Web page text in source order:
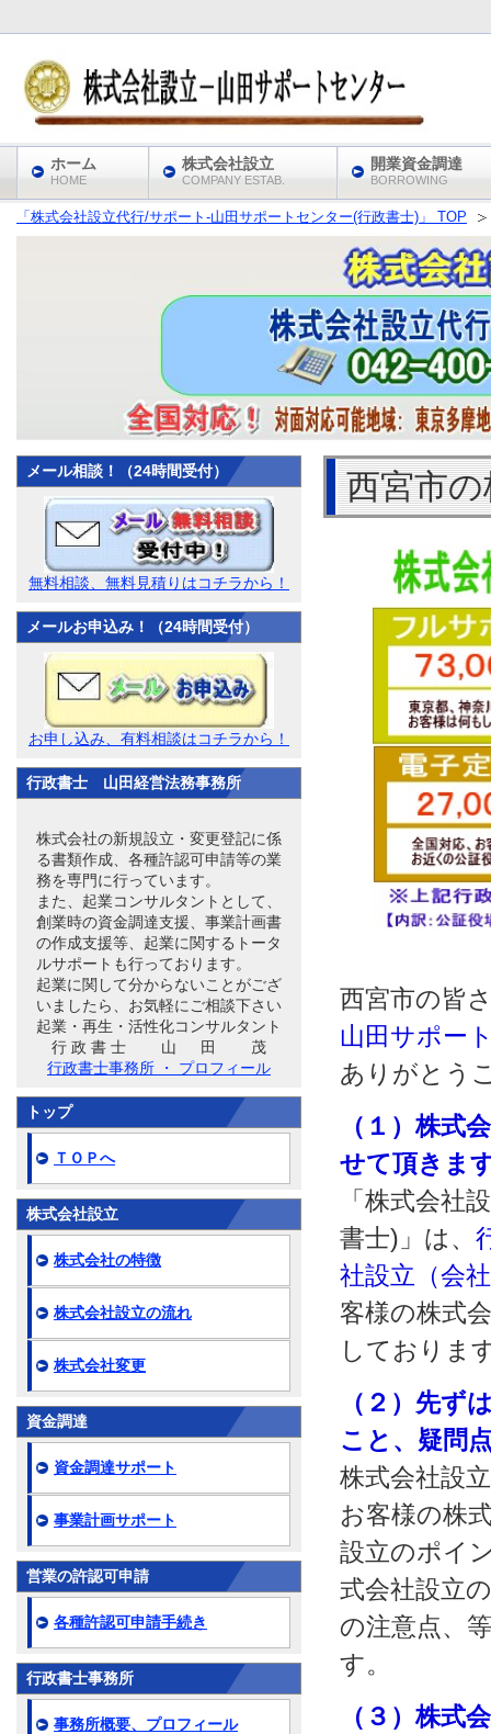
「株式会社設立代行/サポート‐山田サポートセンター(行政書士)」 TOP
西宮市
西宮市の皆
山田サポー
ありがとう
（１）株式
せて頂きま
「株式会社
書士)」は、
社設立（会
客様の株式
しておりま
（２）先ず
こと、疑問
株式会社設
お客様の株
設立のポイ
式会社設立
の注意点、
す。
（３）株式
メール相談！（24時間受付）
無料相談、無料見積りはコチラから！
メールお申込み！（24時間受付）
お申し込み、有料相談はコチラから！
行政書士 山田経営法務事務所
株式会社の新規設立・変更登記に係
る書類作成、各種許認可申請等の業
務を専門に行っています。
また、起業コンサルタントとして、
創業時の資金調達支援、事業計画書
の作成支援等、起業に関するトータ
ルサポートも行っております。
起業に関して分からないことがござ
いましたら、お気軽にご相談下さい
起業・再生・活性化コンサルタント
行 政 書 士 山 田 茂
行政書士事務所 ・ プロフィール
トップ
ＴＯＰへ
株式会社設立
株式会社の特徴
株式会社設立の流れ
株式会社変更
資金調達
資金調達サポート
事業計画サポート
営業の許認可申請
各種許認可申請手続き
行政書士事務所
事務所概要、プロフィール
ホーム
HOME
株式会社設立
COMPANY ESTAB.
開業資金調達
BORROWING